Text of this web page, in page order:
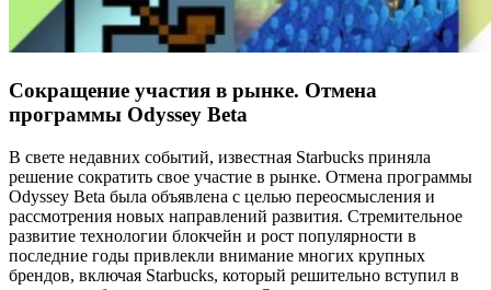
Сокращение участия в рынке. Отмена
программы Odyssey Beta
В свете недавних событий, известная Starbucks приняла
решение сократить свое участие в рынке. Отмена программы
Odyssey Beta была объявлена с целью переосмысления и
рассмотрения новых направлений развития. Стремительное
развитие технологии блокчейн и рост популярности в
последние годы привлекли внимание многих крупных
брендов, включая Starbucks, который решительно вступил в